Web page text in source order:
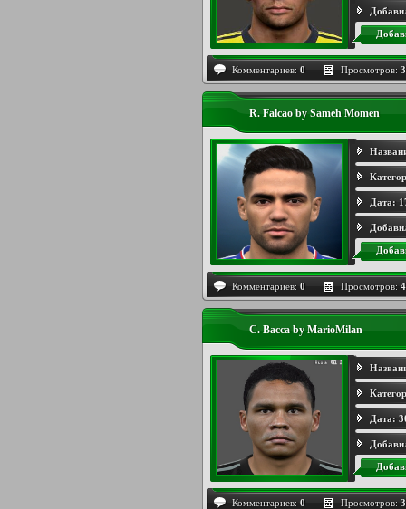
Комментариев: 0 Просмотров:
R. Falcao by Sameh Momen
Дата:
Комментариев: 0 Просмотров:
C. Bacca by MarioMilan
Дата:
Комментариев: 0 Просмотров: